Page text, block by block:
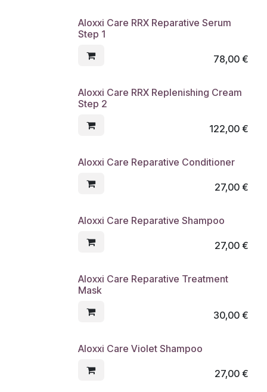
Aloxxi Care RRX Reparative Serum
Step 1
78,00€
Aloxxi Care RRX Replenishing Cream
Step 2
122,00€
Aloxxi Care Reparative Conditioner
27,00€
Aloxxi Care Reparative Shampoo
27,00€
Aloxxi Care Reparative Treatment
Mask
30,00€
Aloxxi Care Violet Shampoo
27,00€